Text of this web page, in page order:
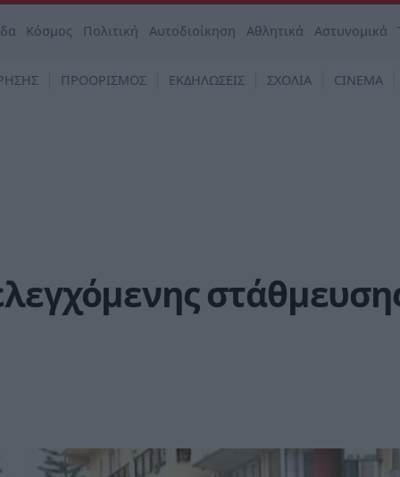
Κόσμος Πολιτική Αυτοδιοίκηση Αθλητικά Αστυνομικά
ΠΡΟΟΡΙΣΜΟΣ ΕΚΔΗΛΩΣΕΙΣ ΣΧΟΛΙΑ CINEMA